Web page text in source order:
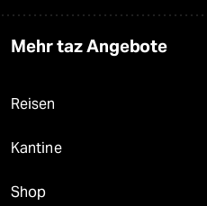
Mehr taz Angebote
Reisen
Kantine
Shop